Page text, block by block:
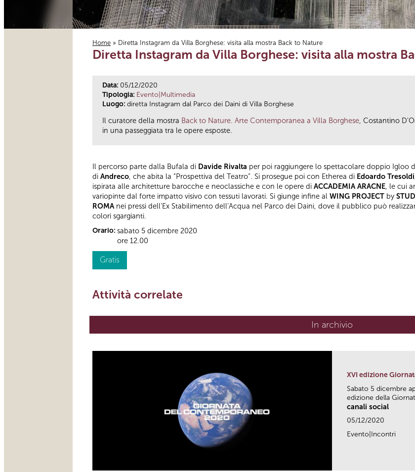
Tu sei qui
Home » Diretta Instagram da Villa Borghese: visita alla mostra Back to Nature
Diretta Instagram da Villa Borghese: visita alla mostra
Data: 05/12/2020
Tipologia: Evento|Multimedia
Luogo: diretta Instagram dal Parco dei Daini di Villa Borghese
Il curatore della mostra Back to Nature. Arte Contemporanea a Villa Borghese, Costantino
in una passeggiata tra le opere esposte.
Il percorso parte dalla Bufala di Davide Rivalta per poi raggiungere lo spettacolare doppio Igloo
di Andreco, che abita la “Prospettiva del Teatro”. Si prosegue poi con Etherea di Edoardo Tresoldi
ispirata alle architetture barocche e neoclassiche e con le opere di ACCADEMIA ARACNE, le cui
variopinte dal forte impatto visivo con tessuti lavorati. Si giunge infine al WING PROJECT by
ROMA nei pressi dell’Ex Stabilimento dell’Acqua nel Parco dei Daini, dove il pubblico può
colori sgargianti.
Orario: sabato 5 dicembre 2020
ore 12.00
Gratis
Attività correlate
In archivio
XVI edizione
Sabato 5 dicembre
edizione della
canali social
05/12/2020
Evento|Incontri